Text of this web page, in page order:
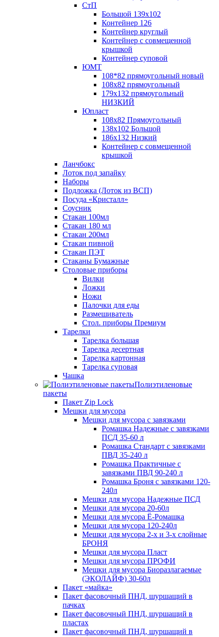
СтП
Большой 139х102
Контейнер 126
Контейнер круглый
Контейнер с совмещенной
крышкой
Контейнер суповой
ЮМТ
108*82 прямоугольный новый
108х82 прямоугольный
179х132 прямоугольный
НИЗКИЙ
Юпласт
108х82 Прямоугольный
138х102 Большой
186х132 Низкий
Контейнер с совмещенной
крышкой
Ланчбокс
Лоток под запайку
Наборы
Подложка (Лоток из ВСП)
Посуда «Кристалл»
Соусник
Стакан 100мл
Стакан 180 мл
Стакан 200мл
Стакан пивной
Стакан ПЭТ
Стаканы Бумажные
Столовые приборы
Вилки
Ложки
Ножи
Палочки для еды
Размешиватель
Стол. приборы Премиум
Тарелки
Тарелка большая
Тарелка десертная
Тарелка картонная
Тарелка суповая
Чашка
Полиэтиленовые
пакеты
Пакет Zip Lock
Мешки для мусора
Мешки для мусора с завязками
Ромашка Надежные с завязками
ПСД 35-60 л
Ромашка Стандарт с завязками
ПВД 35-240 л
Ромашка Практичные с
завязками ПВД 90-240 л
Ромашка Броня с завязками 120-
240л
Мешки для мусора Надежные ПСД
Мешки для мусора 20-60л
Мешки для мусора Ё-Ромашка
Мешки для мусора 120-240л
Мешки для мусора 2-х и 3-х слойные
БРОНЯ
Мешки для мусора Пласт
Мешки для мусора ПРОФИ
Мешки для мусора Биоразлагаемые
(ЭКОЛАЙФ) 30-60л
Пакет «майка»
Пакет фасовочный ПНД, шуршащий в
пачках
Пакет фасовочный ПНД, шуршащий в
пластах
Пакет фасовочный ПНД, шуршащий в